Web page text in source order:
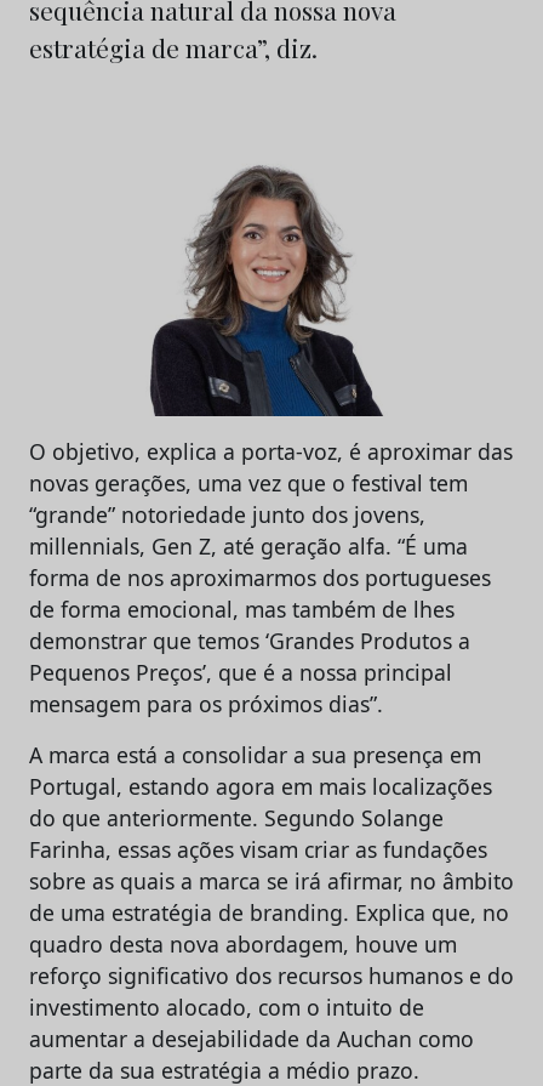
sequência natural da nossa nova
estratégia de marca”, diz.
O objetivo, explica a porta-voz, é aproximar das
novas gerações, uma vez que o festival tem
“grande” notoriedade junto dos jovens,
millennials, Gen Z, até geração alfa. “É uma
forma de nos aproximarmos dos portugueses
de forma emocional, mas também de lhes
demonstrar que temos ‘Grandes Produtos a
Pequenos Preços’, que é a nossa principal
mensagem para os próximos dias”.
A marca está a consolidar a sua presença em
Portugal, estando agora em mais localizações
do que anteriormente. Segundo Solange
Farinha, essas ações visam criar as fundações
sobre as quais a marca se irá afirmar, no âmbito
de uma estratégia de branding. Explica que, no
quadro desta nova abordagem, houve um
reforço significativo dos recursos humanos e do
investimento alocado, com o intuito de
aumentar a desejabilidade da Auchan como
parte da sua estratégia a médio prazo.